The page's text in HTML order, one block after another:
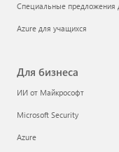
Специальные предложения
Azure для учащихся
Для бизнеса
ИИ от Майкрософт
Microsoft Security
Azure